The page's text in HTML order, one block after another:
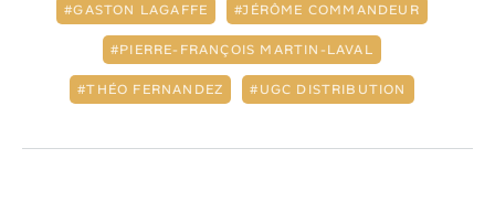
GASTON LAGAFFE JÉRÔME COMMANDEUR
PIERRE-FRANÇOIS MARTIN-LAVAL
THÉO FERNANDEZ UGC DISTRIBUTION